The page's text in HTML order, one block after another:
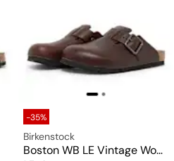
-35%
Birkenstock
Boston WB LE Vintage Wood